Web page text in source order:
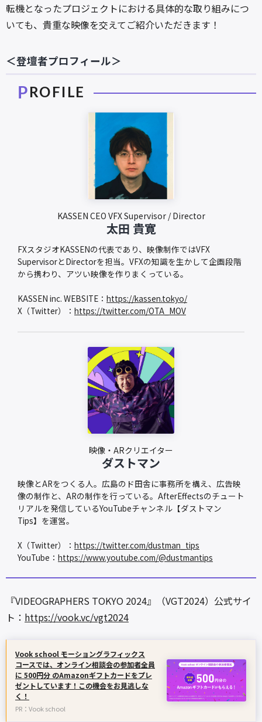
転機となったプロジェクトにおける具体的な取り組みにつ
いても、貴重な映像を交えてご紹介いただきます！
＜登壇者プロフィール＞
KASSEN CEO VFX Supervisor / Director
太田 貴寛
FXスタジオKASSENの代表であり、映像制作ではVFX
SupervisorとDirectorを担当。VFXの知識を生かして企画段階
から携わり、アツい映像を作りまくっている。
KASSEN inc. WEBSITE： https://kassen.tokyo/
X（Twitter）： https://twitter.com/OTA_MOV
映像・ARクリエイター
ダストマン
映像とARをつくる人。広島のド田舎に事務所を構え、広告映
像の制作と、ARの制作を行っている。AfterEffectsのチュート
リアルを発信しているYouTubeチャンネル【ダストマン
Tips】を運営。
X（Twitter）： https://twitter.com/dustman_tips
YouTube： https://www.youtube.com/@dustmantips
『VIDEOGRAPHERS TOKYO 2024』（VGT2024）公式サイ
ト： https://vook.vc/vgt2024
Vook school モーショングラフィックス
コースでは、オンライン相談会の参加者全員
に 500円分 のAmazonギフトカードをプレ
ゼントしています！この機会をお見逃しな
く！
PR：Vook school